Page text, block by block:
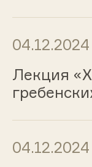
04.12.2024
Лекция
04.12.2024